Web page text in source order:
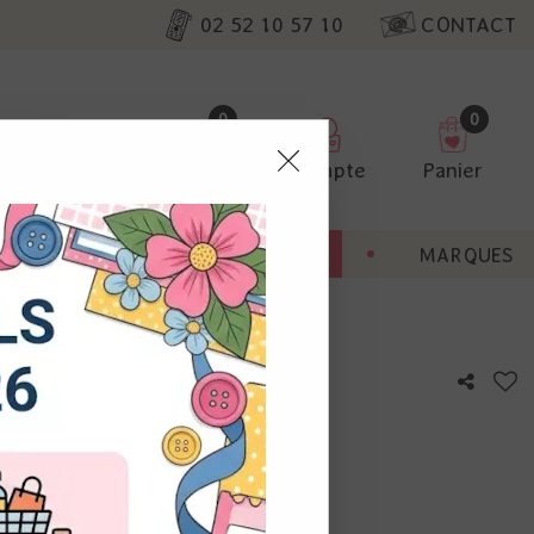
02 52 10 57 10 CONTACT
0
Compte
0
Panier
BONNES AFFAIRES MARQUES
Balloon box pop-up
avis !
nos
non
Vous
à droite